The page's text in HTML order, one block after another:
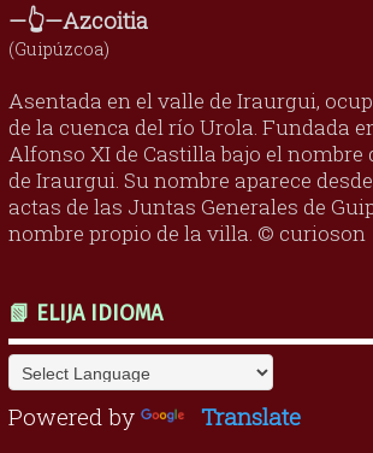
—👆—Azcoitia
(Guipúzcoa)
Asentada en el valle de Iraurgui,
de la cuenca del río Urola. Fundada
Alfonso XI de Castilla bajo el nombre
de Iraurgui. Su nombre aparece
actas de las Juntas Generales de
nombre propio de la villa. © curioson
📗 ELIJA IDIOMA
Powered by Translate